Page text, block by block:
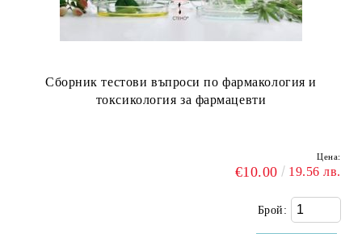
Сборник тестови въпроси по фармакология и
токсикология за фармацевти
Цена:
€10.00 19.56 лв.
Брой: